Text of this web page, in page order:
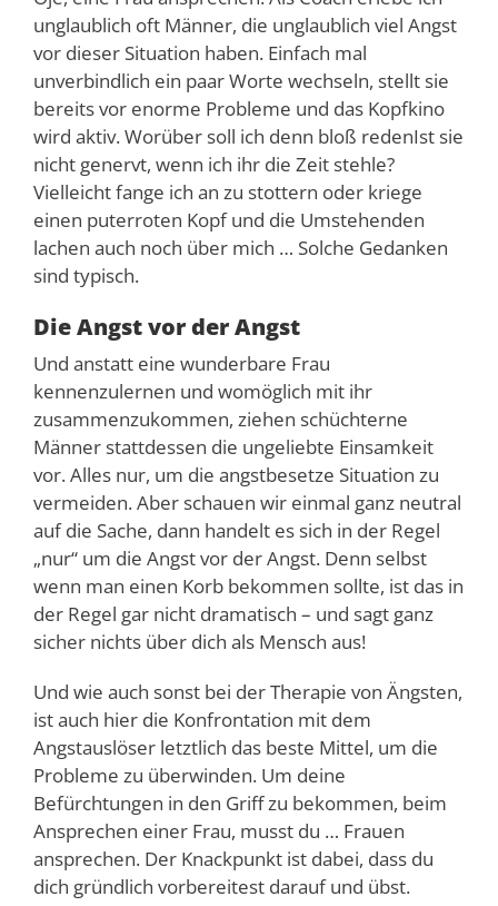
unglaublich oft Männer, die unglaublich viel Angst
vor dieser Situation haben. Einfach mal
unverbindlich ein paar Worte wechseln, stellt sie
bereits vor enorme Probleme und das Kopfkino
wird aktiv. Worüber soll ich denn bloß redenIst sie
nicht genervt, wenn ich ihr die Zeit stehle?
Vielleicht fange ich an zu stottern oder kriege
einen puterroten Kopf und die Umstehenden
lachen auch noch über mich … Solche Gedanken
sind typisch.
Die Angst vor der Angst
Und anstatt eine wunderbare Frau
kennenzulernen und womöglich mit ihr
zusammenzukommen, ziehen schüchterne
Männer stattdessen die ungeliebte Einsamkeit
vor. Alles nur, um die angstbesetze Situation zu
vermeiden. Aber schauen wir einmal ganz neutral
auf die Sache, dann handelt es sich in der Regel
„nur“ um die Angst vor der Angst. Denn selbst
wenn man einen Korb bekommen sollte, ist das in
der Regel gar nicht dramatisch – und sagt ganz
sicher nichts über dich als Mensch aus!
Und wie auch sonst bei der Therapie von Ängsten,
ist auch hier die Konfrontation mit dem
Angstauslöser letztlich das beste Mittel, um die
Probleme zu überwinden. Um deine
Befürchtungen in den Griff zu bekommen, beim
Ansprechen einer Frau, musst du … Frauen
ansprechen. Der Knackpunkt ist dabei, dass du
dich gründlich vorbereitest darauf und übst.